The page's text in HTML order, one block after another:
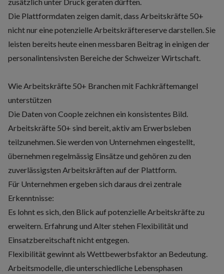
Die Plattformdaten zeigen damit, dass Arbeitskräfte 50+
nicht nur eine potenzielle Arbeitskräftereserve darstellen. Sie
leisten bereits heute einen messbaren Beitrag in einigen der
personalintensivsten Bereiche der Schweizer Wirtschaft.
Wie Arbeitskräfte 50+ Branchen mit Fachkräftemangel
unterstützen
Die Daten von Coople zeichnen ein konsistentes Bild.
Arbeitskräfte 50+ sind bereit, aktiv am Erwerbsleben
teilzunehmen. Sie werden von Unternehmen eingestellt,
übernehmen regelmässig Einsätze und gehören zu den
zuverlässigsten Arbeitskräften auf der Plattform.
Für Unternehmen ergeben sich daraus drei zentrale
Erkenntnisse:
Es lohnt es sich, den Blick auf potenzielle Arbeitskräfte zu
erweitern. Erfahrung und Alter stehen Flexibilität und
Einsatzbereitschaft nicht entgegen.
Flexibilität gewinnt als Wettbewerbsfaktor an Bedeutung.
Arbeitsmodelle, die unterschiedliche Lebensphasen